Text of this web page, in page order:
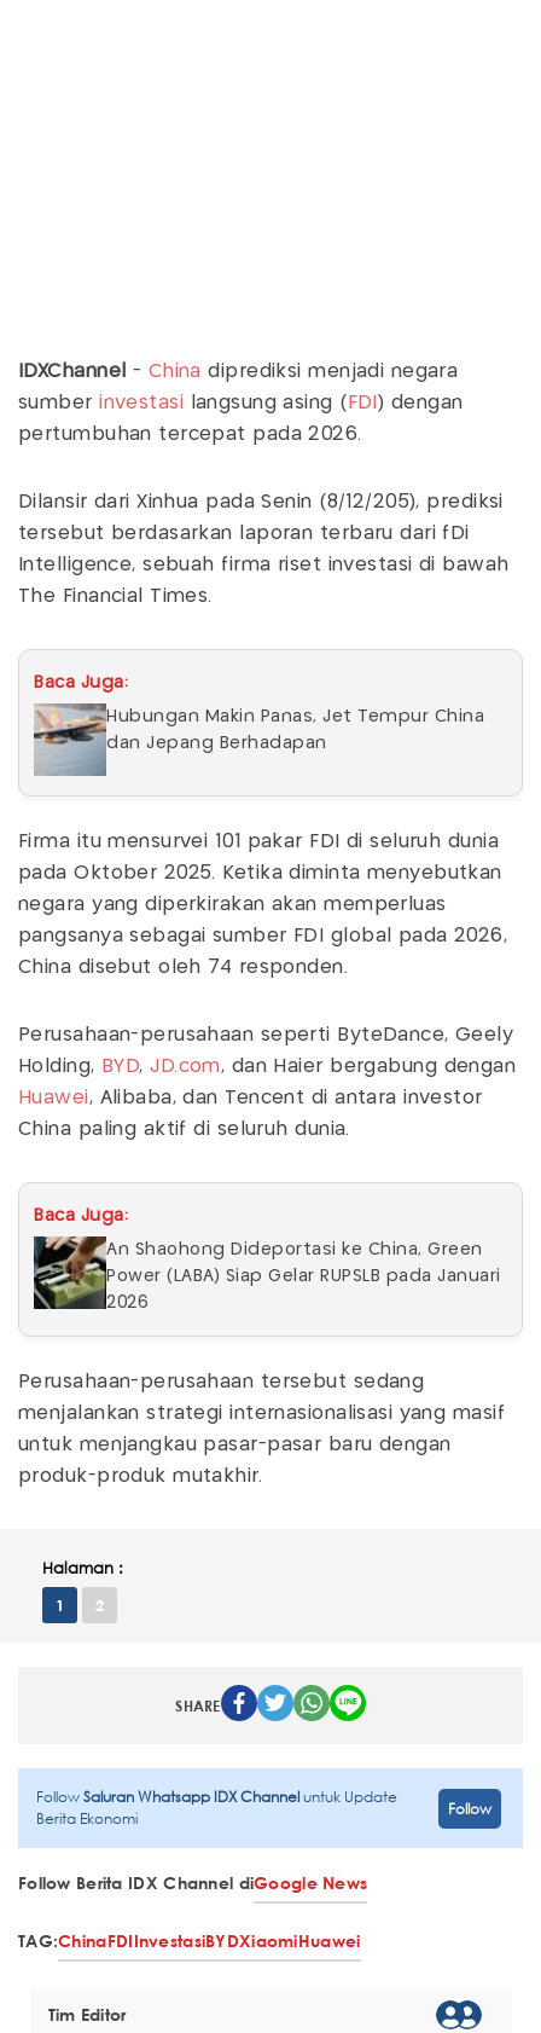
IDXChannel - China diprediksi menjadi negara
sumberinvestasi langsung asing ( FDI ) dengan
pertumbuhan tercepat pada 2026.
Dilansir dari Xinhua pada Senin (8/12/205), prediksi
tersebut berdasarkan laporan terbaru dari fDi
Intelligence, sebuah firma riset investasi di bawah
The Financial Times.
Baca Juga:
Hubungan Makin Panas, Jet Tempur China
dan Jepang Berhadapan
Firma itu mensurvei 101 pakar FDI di seluruh dunia
pada Oktober 2025. Ketika diminta menyebutkan
negara yang diperkirakan akan memperluas
pangsanya sebagai sumber FDI global pada 2026,
China disebut oleh 74 responden.
Perusahaan-perusahaan seperti ByteDance, Geely
Holding, BYD,JD.com, dan Haier bergabung dengan
Huawei, Alibaba, dan Tencent di antara investor
China paling aktif di seluruh dunia.
Baca Juga:
An Shaohong Dideportasi ke China, Green
Power (LABA) Siap Gelar RUPSLB pada Januari
2026
Perusahaan-perusahaan tersebut sedang
menjalankan strategi internasionalisasi yang masif
untuk menjangkau pasar-pasar baru dengan
produk-produk mutakhir.
Halaman :
1 2
SHARE
FollowSaluran Whatsapp IDX Channeluntuk Update
Berita Ekonomi
Follow
Follow Berita IDX Channel diGoogle News
TAG:ChinaFDIInvestasiBYDXiaomiHuawei
Tim Editor